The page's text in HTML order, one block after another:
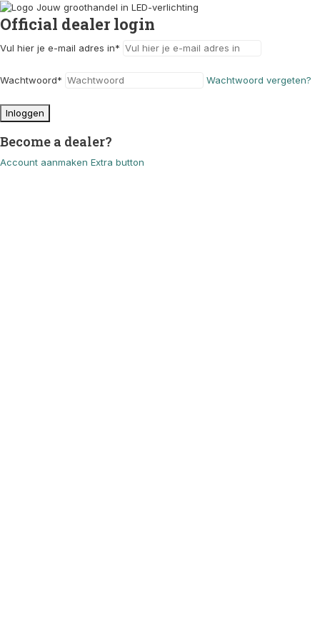
Official dealer login
Vul hier je e-mail adres in*
Wachtwoord* Wachtwoord vergeten?
Inloggen
Become a dealer?
Account aanmaken Extra button